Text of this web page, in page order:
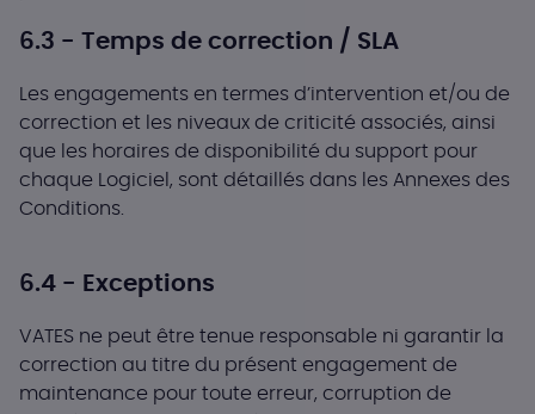
6.3 - Temps de correction / SLA
Les engagements en termes d’intervention et/ou de
correction et les niveaux de criticité associés, ainsi
que les horaires de disponibilité du support pour
chaque Logiciel, sont détaillés dans les Annexes des
Conditions.
6.4 - Exceptions
VATES ne peut être tenue responsable ni garantir la
correction au titre du présent engagement de
maintenance pour toute erreur, corruption de